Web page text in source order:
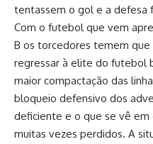
tentassem o gol e a defesa
Com o futebol que vem
B os torcedores temem
regressar à elite do futebol
maior compactação das
bloqueio defensivo dos
deficiente e o que se vê
muitas vezes perdidos. A